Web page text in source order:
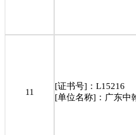
11
[证书号]：L15216
[单位名称]：广东中